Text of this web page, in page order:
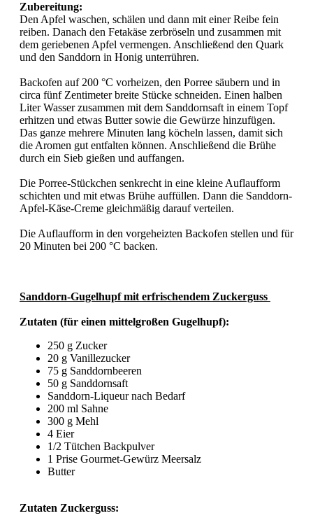
Zubereitung:
Den Apfel waschen, schälen und dann mit einer Reibe fein
reiben. Danach den Fetakäse zerbröseln und zusammen mit
dem geriebenen Apfel vermengen. Anschließend den Quark
und den Sanddorn in Honig unterrühren.
Backofen auf 200 °C vorheizen, den Porree säubern und in
circa fünf Zentimeter breite Stücke schneiden. Einen halben
Liter Wasser zusammen mit dem Sanddornsaft in einem Topf
erhitzen und etwas Butter sowie die Gewürze hinzufügen.
Das ganze mehrere Minuten lang köcheln lassen, damit sich
die Aromen gut entfalten können. Anschließend die Brühe
durch ein Sieb gießen und auffangen.
Die Porree-Stückchen senkrecht in eine kleine Auflaufform
schichten und mit etwas Brühe auffüllen. Dann die Sanddorn-
Apfel-Käse-Creme gleichmäßig darauf verteilen.
Die Auflaufform in den vorgeheizten Backofen stellen und für
20 Minuten bei 200 °C backen.
Sanddorn-Gugelhupf mit erfrischendem Zuckerguss
Zutaten (für einen mittelgroßen Gugelhupf):
250 g Zucker
20 g Vanillezucker
75 g Sanddornbeeren
50 g Sanddornsaft
Sanddorn-Liqueur nach Bedarf
200 ml Sahne
300 g Mehl
4 Eier
1/2 Tütchen Backpulver
1 Prise Gourmet-Gewürz Meersalz
Butter
Zutaten Zuckerguss: